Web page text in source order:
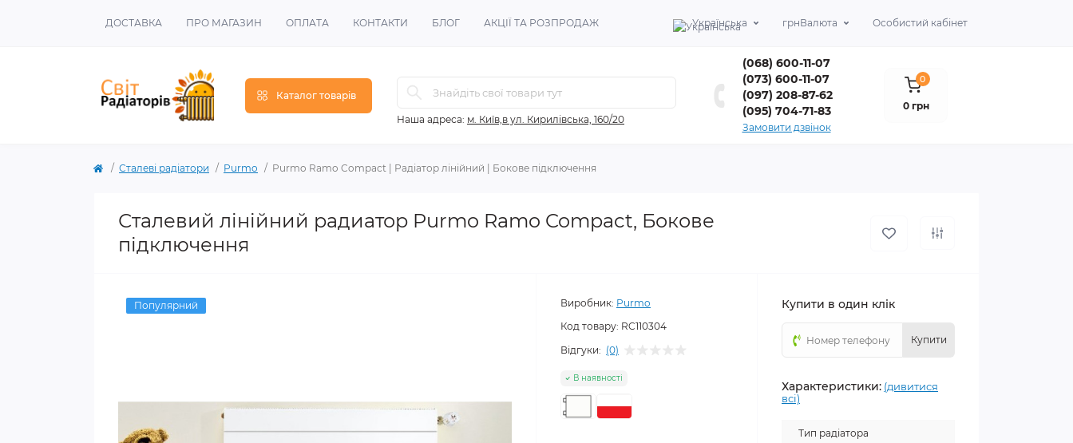
ДОСТАВКА ПРО МАГАЗИН ОПЛАТА КОНТАКТИ БЛОГ АКЦІЇ ТА РОЗПРОДАЖ Українська грнВалюта Особистий кабінет
Каталог товарів
Наша адреса: м. Київ,в ул. Кирилівська, 160/20
(068) 600-11-07
(073) 600-11-07
(097) 208-87-62
(095) 704-71-83
Замовити дзвінок
0
0 грн
Сталеві радіатори Purmo Purmo Ramo Compact | Радіатор лінійний | Бокове підключення
Сталевий лінійний радиатор Purmo Ramo Compact, Бокове
підключення
Популярний Виробник: Purmo
Код товару: RC110304
Відгуки: (0)
В наявності
Купити в один клік
Купити
Характеристики: (дивитися
всі)
Тип радіатора